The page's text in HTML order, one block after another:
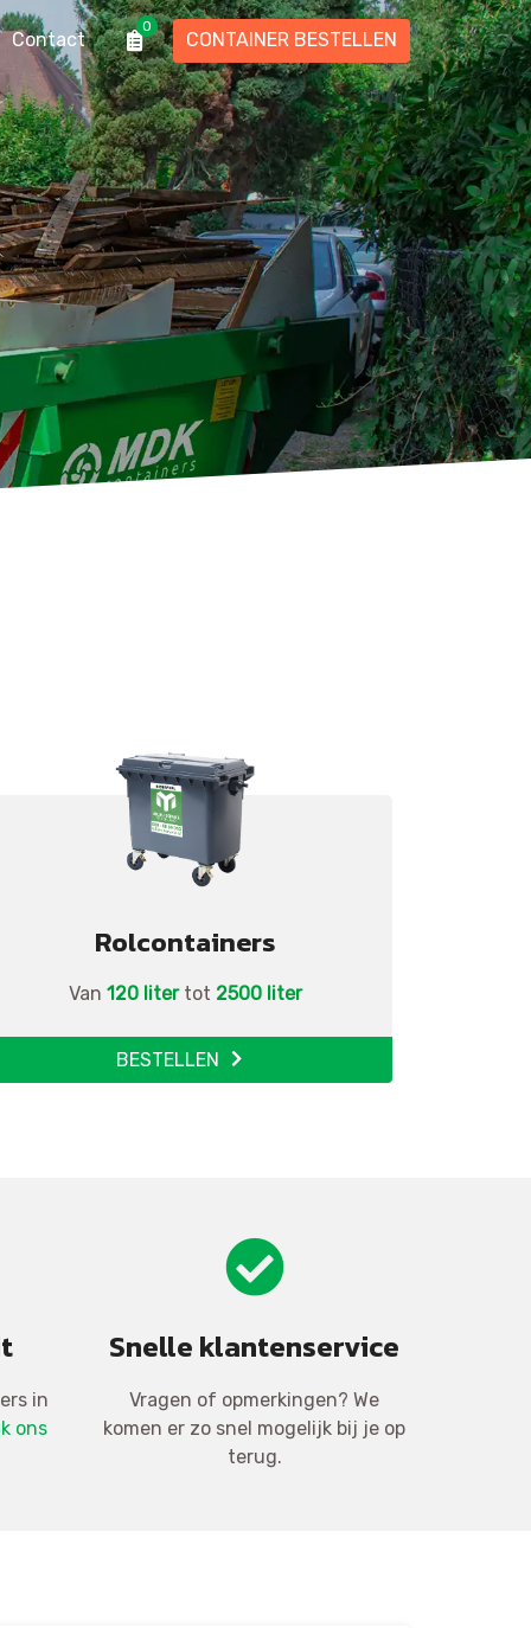
Contact
0
CONTAINER BESTELLEN
Rolcontainers
Van 120 liter tot 2500 liter
BESTELLEN
in
ons
Snelle klantenservice
Vragen of opmerkingen? We
komen er zo snel mogelijk bij je op
terug.